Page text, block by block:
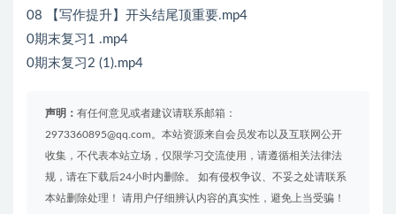
08 【写作提升】开头结尾顶重要.mp4
0期末复习1 .mp4
0期末复习2 (1).mp4
声明： 有任何意见或者建议请联系邮箱：
2973360895@qq.com。本站资源来自会员发布以及互联网公开
收集，不代表本站立场，仅限学习交流使用，请遵循相关法律法
规，请在下载后24小时内删除。 如有侵权争议、不妥之处请联系
本站删除处理！ 请用户仔细辨认内容的真实性，避免上当受骗！